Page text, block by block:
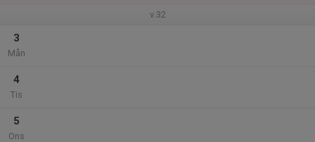
v.32
3
Mån
4
Tis
5
Ons